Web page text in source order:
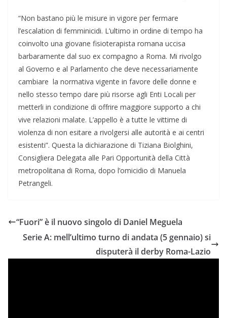
“Non bastano più le misure in vigore per fermare
l’escalation di femminicidi. L’ultimo in ordine di tempo ha
coinvolto una giovane fisioterapista romana uccisa
barbaramente dal suo ex compagno a Roma. Mi rivolgo
al Governo e al Parlamento che deve necessariamente
cambiare la normativa vigente in favore delle donne e
nello stesso tempo dare più risorse agli Enti Locali per
metterli in condizione di offrire maggiore supporto a chi
vive relazioni malate. L’appello è a tutte le vittime di
violenza di non esitare a rivolgersi alle autorità e ai centri
esistenti”. Questa la dichiarazione di Tiziana Biolghini,
Consigliera Delegata alle Pari Opportunità della Città
metropolitana di Roma, dopo l’omicidio di Manuela
Petrangeli.
“Fuori” è il nuovo singolo di Daniel Meguela
Serie A: mell’ultimo turno di andata (5 gennaio) si
disputerà il derby Roma-Lazio